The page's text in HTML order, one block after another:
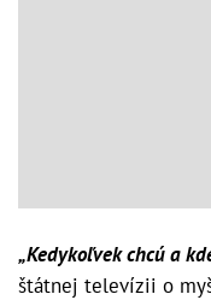
„Kedykoľvek chcú a
štátnej televízii o